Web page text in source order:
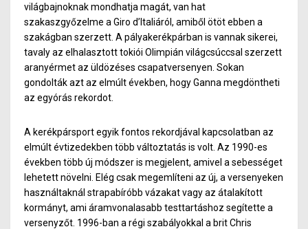
világbajnoknak mondhatja magát, van hat
szakaszgyőzelme a Giro d’Italiáról, amiből ötöt ebben a
szakágban szerzett. A pályakerékpárban is vannak sikerei,
tavaly az elhalasztott tokiói Olimpián világcsúccsal szerzett
aranyérmet az üldözéses csapatversenyen. Sokan
gondolták azt az elmúlt években, hogy Ganna megdöntheti
az egyórás rekordot.
A kerékpársport egyik fontos rekordjával kapcsolatban az
elmúlt évtizedekben több változtatás is volt. Az 1990-es
években több új módszer is megjelent, amivel a sebességet
lehetett növelni. Elég csak megemlíteni az új, a versenyeken
használtaknál strapabíróbb vázakat vagy az átalakított
kormányt, ami áramvonalasabb testtartáshoz segítette a
versenyzőt. 1996-ban a régi szabályokkal a brit Chris